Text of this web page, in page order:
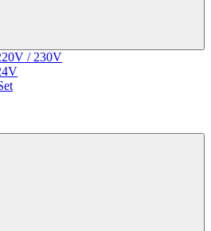
/ 230V